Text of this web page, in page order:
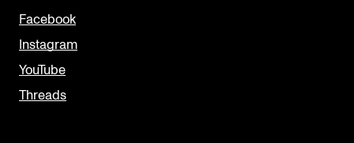
Facebook
Instagram
YouTube
Threads